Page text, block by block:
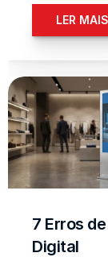
LER MAIS
7 Erros de
Digital